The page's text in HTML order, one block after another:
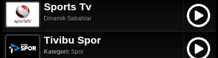
Sports Tv
Dinamik Sabahlar
Tivibu Spor
Kategori: Spor